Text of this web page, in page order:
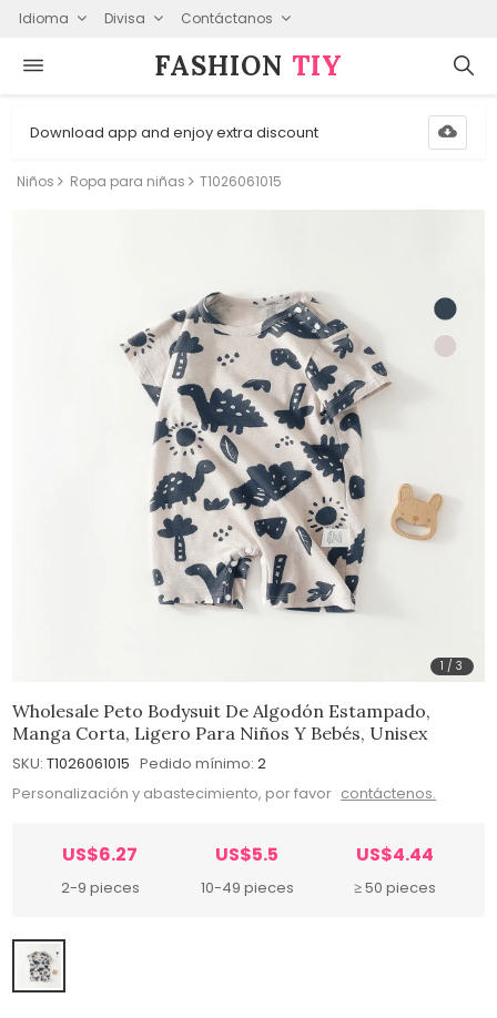
Idioma Divisa Contáctanos
FASHION⁠ TIY
Download app and enjoy extra discount
Niños Ropa para niñas T1026061015
1 /3
Wholesale Peto Bodysuit De Algodón Estampado,
Manga Corta, Ligero Para Niños Y Bebés, Unisex
SKU: T1026061015 Pedido mínimo: 2
Personalización y abastecimiento, por favor contáctenos.
US$6.27
2-9 pieces
US$5.5
10-49 pieces
US$4.44
≥ 50 pieces